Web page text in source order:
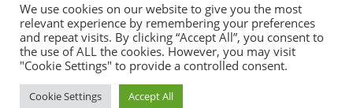
We use cookies on our website to give you the most
relevant experience by remembering your preferences
and repeat visits. By clicking “Accept All”, you consent to
the use of ALL the cookies. However, you may visit
"Cookie Settings" to provide a controlled consent.
Cookie Settings Accept All